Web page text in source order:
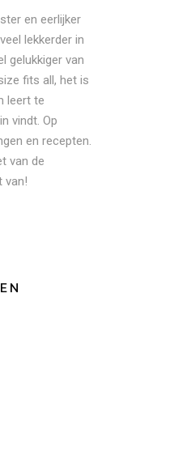
en eerlijker
lekkerder in
gelukkiger van
fits all, het is
leert te
vindt. Op
en recepten.
van de
van!